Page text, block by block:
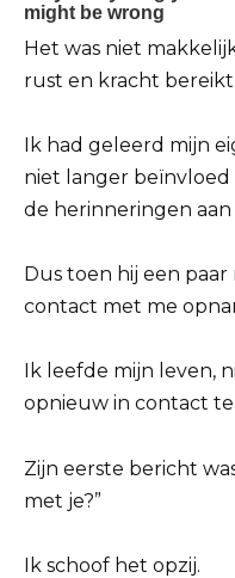
Het was niet
rust en kracht bereikt.
Ik had geleerd mijn
niet langer
de herinneringen aan
Dus toen hij een
contact met me
Ik leefde mijn leven,
opnieuw in contact
Zijn eerste bericht
met je?”
Ik schoof het opzij.